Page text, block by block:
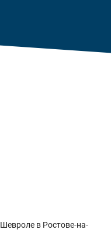
в Ростове-на-